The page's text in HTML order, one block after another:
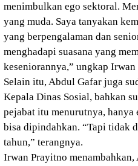
menimbulkan ego sektoral.
yang muda. Saya tanyakan
yang berpengalaman dan
menghadapi suasana yang
keseniorannya,” ungkap
Selain itu, Abdul Gafar juga
Kepala Dinas Sosial, bahkan
pejabat itu menurutnya, hanya
bisa dipindahkan. “Tapi tidak
tahun,” terangnya.
Irwan Prayitno